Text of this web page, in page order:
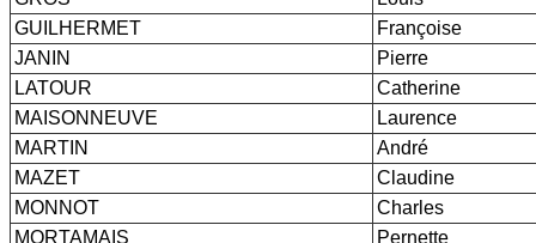
GUILHERMET
Françoise
JANIN
Pierre
LATOUR
Catherine
MAISONNEUVE
Laurence
MARTIN
André
MAZET
Claudine
MONNOT
Charles
MORTAMAIS
Pernette